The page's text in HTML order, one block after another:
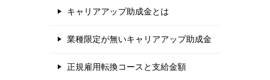
キャリアアップ助成金とは
業種限定が無いキャリアアップ助成金
正規雇用転換コースと支給金額